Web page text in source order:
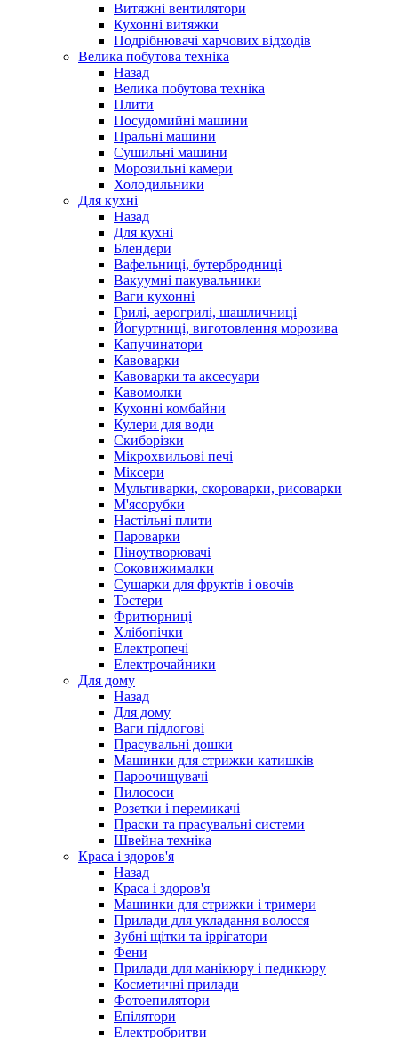
Витяжні вентилятори
Кухонні витяжки
Подрібнювачі харчових відходів
Велика побутова техніка
Назад
Велика побутова техніка
Плити
Посудомийні машини
Пральні машини
Сушильні машини
Морозильні камери
Холодильники
Для кухні
Назад
Для кухні
Блендери
Вафельниці, бутербродниці
Вакуумні пакувальники
Ваги кухонні
Грилі, аерогрилі, шашличниці
Йогуртниці, виготовлення морозива
Капучинатори
Кавоварки
Кавоварки та аксесуари
Кавомолки
Кухонні комбайни
Кулери для води
Скиборізки
Мікрохвильові печі
Міксери
Мультиварки, скороварки, рисоварки
М'ясорубки
Настільні плити
Пароварки
Піноутворювачі
Соковижималки
Сушарки для фруктів і овочів
Тостери
Фритюрниці
Хлібопічки
Електропечі
Електрочайники
Для дому
Назад
Для дому
Ваги підлогові
Прасувальні дошки
Машинки для стрижки катишків
Пароочищувачі
Пилососи
Розетки і перемикачі
Праски та прасувальні системи
Швейна техніка
Краса і здоров'я
Назад
Краса і здоров'я
Машинки для стрижки і тримери
Прилади для укладання волосся
Зубні щітки та іррігатори
Фени
Прилади для манікюру і педикюру
Косметичні прилади
Фотоепилятори
Епілятори
Електробритви